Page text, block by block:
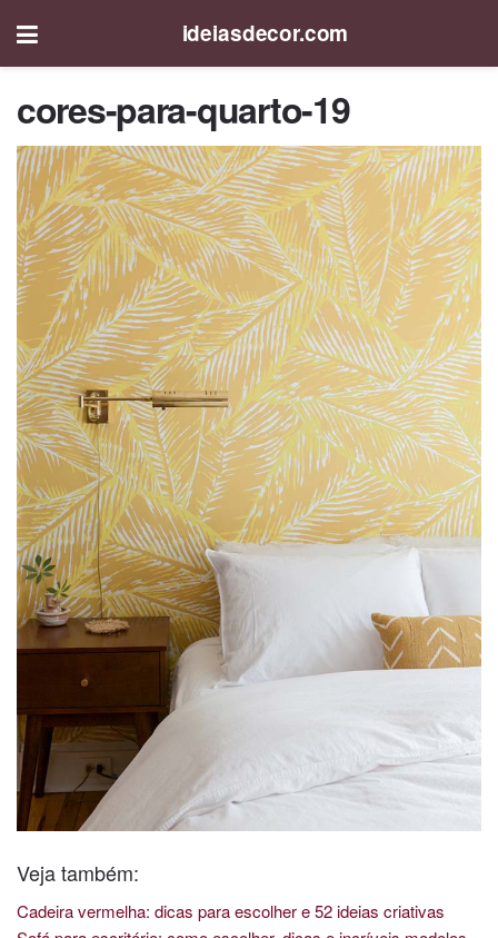
ideiasdecor.com
cores-para-quarto-19
Veja também:
Cadeira vermelha: dicas para escolher e 52 ideias criativas